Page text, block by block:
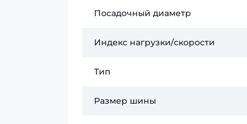
Посадочный диаметр
Индекс нагрузки/скорости
Тип
Размер шины